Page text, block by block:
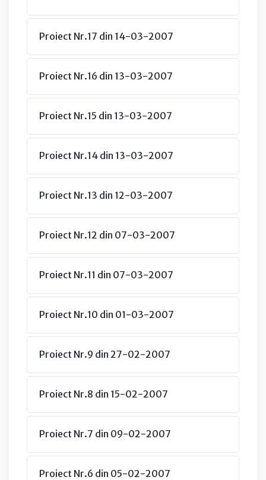
Proiect Nr.17 din 14-03-2007
Proiect Nr.16 din 13-03-2007
Proiect Nr.15 din 13-03-2007
Proiect Nr.14 din 13-03-2007
Proiect Nr.13 din 12-03-2007
Proiect Nr.12 din 07-03-2007
Proiect Nr.11 din 07-03-2007
Proiect Nr.10 din 01-03-2007
Proiect Nr.9 din 27-02-2007
Proiect Nr.8 din 15-02-2007
Proiect Nr.7 din 09-02-2007
Proiect Nr.6 din 05-02-2007